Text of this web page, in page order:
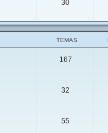
30
TEMAS
167
32
55